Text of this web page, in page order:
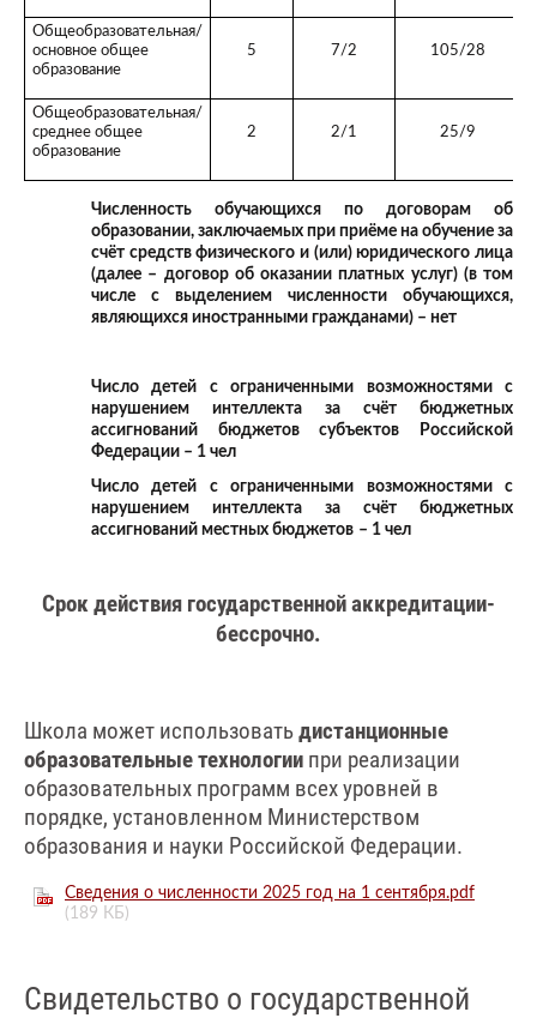
Общеобразовательная/
основное общее
образование
5 7/2 105/28
Общеобразовательная/
среднее общее
образование
2 2/1 25/9
Численность обучающихся по договорам об
образовании, заключаемых при приёме на обучение за
счёт средств физического и (или) юридического лица
(далее – договор об оказании платных услуг) (в том
числе с выделением численности обучающихся,
являющихся иностранными гражданами) – нет
Число детей с ограниченными возможностями с
нарушением интеллекта за счёт бюджетных
ассигнований бюджетов субъектов Российской
Федерации – 1 чел
Число детей с ограниченными возможностями с
нарушением интеллекта за счёт бюджетных
ассигнований местных бюджетов – 1 чел
Срок действия государственной аккредитации-
бессрочно.
Школа может использоватьдистанционные
образовательные технологии при реализации
образовательных программ всех уровней в
порядке, установленном Министерством
образования и науки Российской Федерации.
Сведения о численности 2025 год на 1 сентября.pdf
(189 КБ)
Свидетельство о государственной